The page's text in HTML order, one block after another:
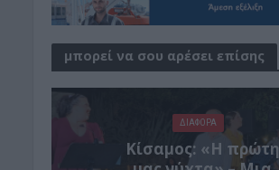
μπορεί να σου αρέσει επίσης
ΔΙΆΦΟΡΑ
Κίσαμος: «Η πρώτη